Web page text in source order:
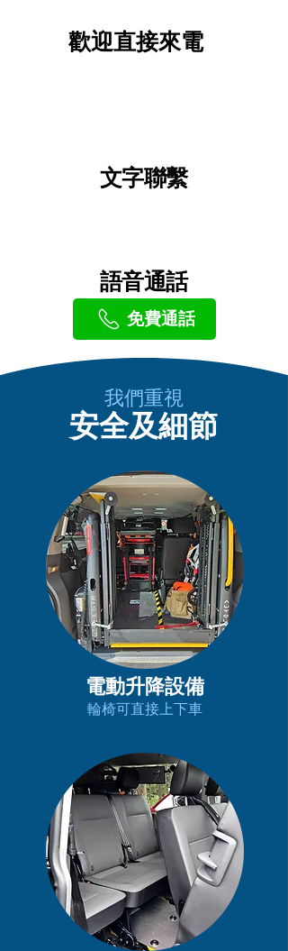
歡迎直接來電
文字聯繫
語音通話
免費通話
安全及細節
我們重視
電動升降設備
輪椅可直接上下車